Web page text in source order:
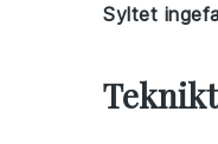
Syltet